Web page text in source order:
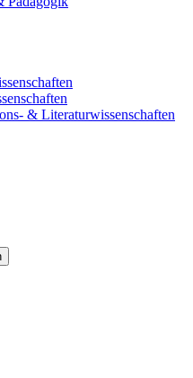
& Literaturwissenschaften